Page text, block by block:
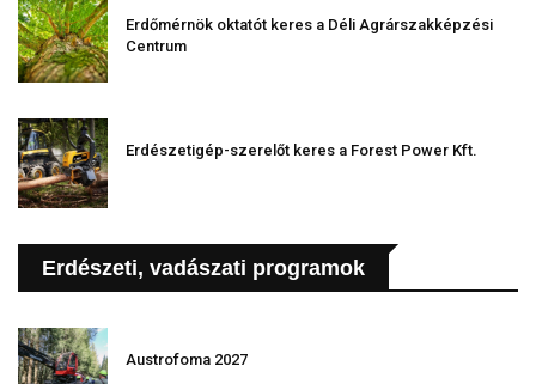
Erdőmérnök oktatót keres a Déli Agrárszakképzési
Centrum
Erdészetigép-szerelőt keres a Forest Power Kft.
Erdészeti, vadászati programok
Austrofoma 2027